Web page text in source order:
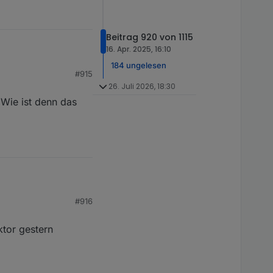
hast? Zu mir: Wir
der Verkleidung
#915
ist denn das
#916
gestern
Beitrag 920 von 1115
16. Apr. 2025, 16:10
184 ungelesen
26. Juli 2026, 18:30